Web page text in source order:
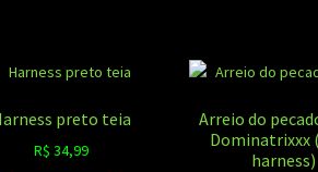
preto teia
R$ 34,99
Arreio do
Dominatrixxx
harness)